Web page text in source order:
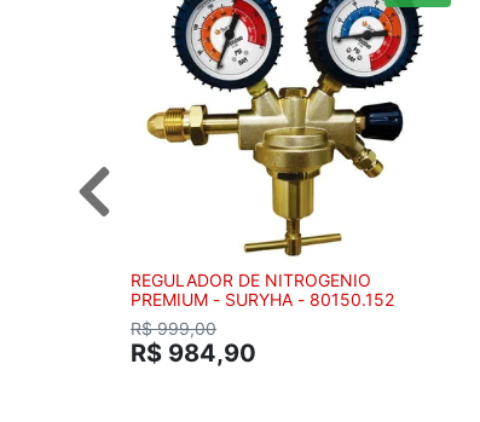
REGULADOR DE NITROGENIO
PREMIUM - SURYHA - 80150.152
R$ 999,00
R$ 984,90